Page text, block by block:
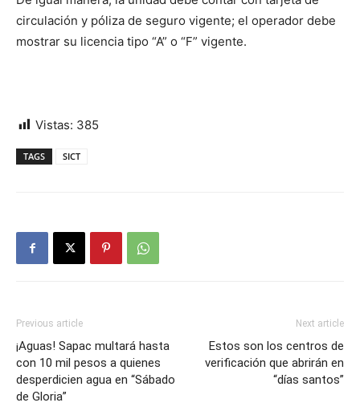
circulación y póliza de seguro vigente; el operador debe
mostrar su licencia tipo “A” o “F” vigente.
Vistas: 385
TAGS SICT
Previous article
¡Aguas! Sapac multará hasta
con 10 mil pesos a quienes
desperdicien agua en “Sábado
de Gloria”
Next article
Estos son los centros de
verificación que abrirán en
“días santos”